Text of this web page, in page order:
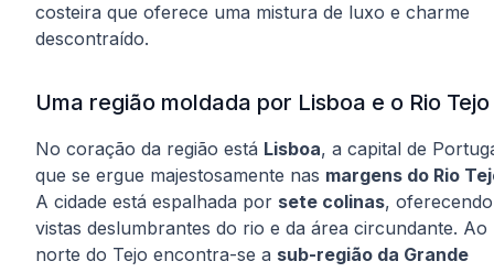
costeira que oferece uma mistura de luxo e charme
descontraído.
Uma região moldada por Lisboa e o Rio Tejo
No coração da região está Lisboa, a capital de
que se ergue majestosamente nas margens do Rio
A cidade está espalhada por sete colinas, oferecendo
vistas deslumbrantes do rio e da área circundante. Ao
norte do Tejo encontra-se a sub-região da Grande